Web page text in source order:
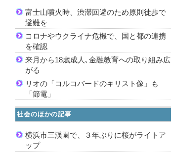
富士山噴火時、渋滞回避のため原則徒歩で
避難を
コロナやウクライナ危機で、国と都の連携
を確認
来月から18歳成人､金融教育への取り組み広
がる
リオの「コルコバードのキリスト像」も
「節電」
社会のほかの記事
横浜市三渓園で、３年ぶりに桜がライトア
ップ